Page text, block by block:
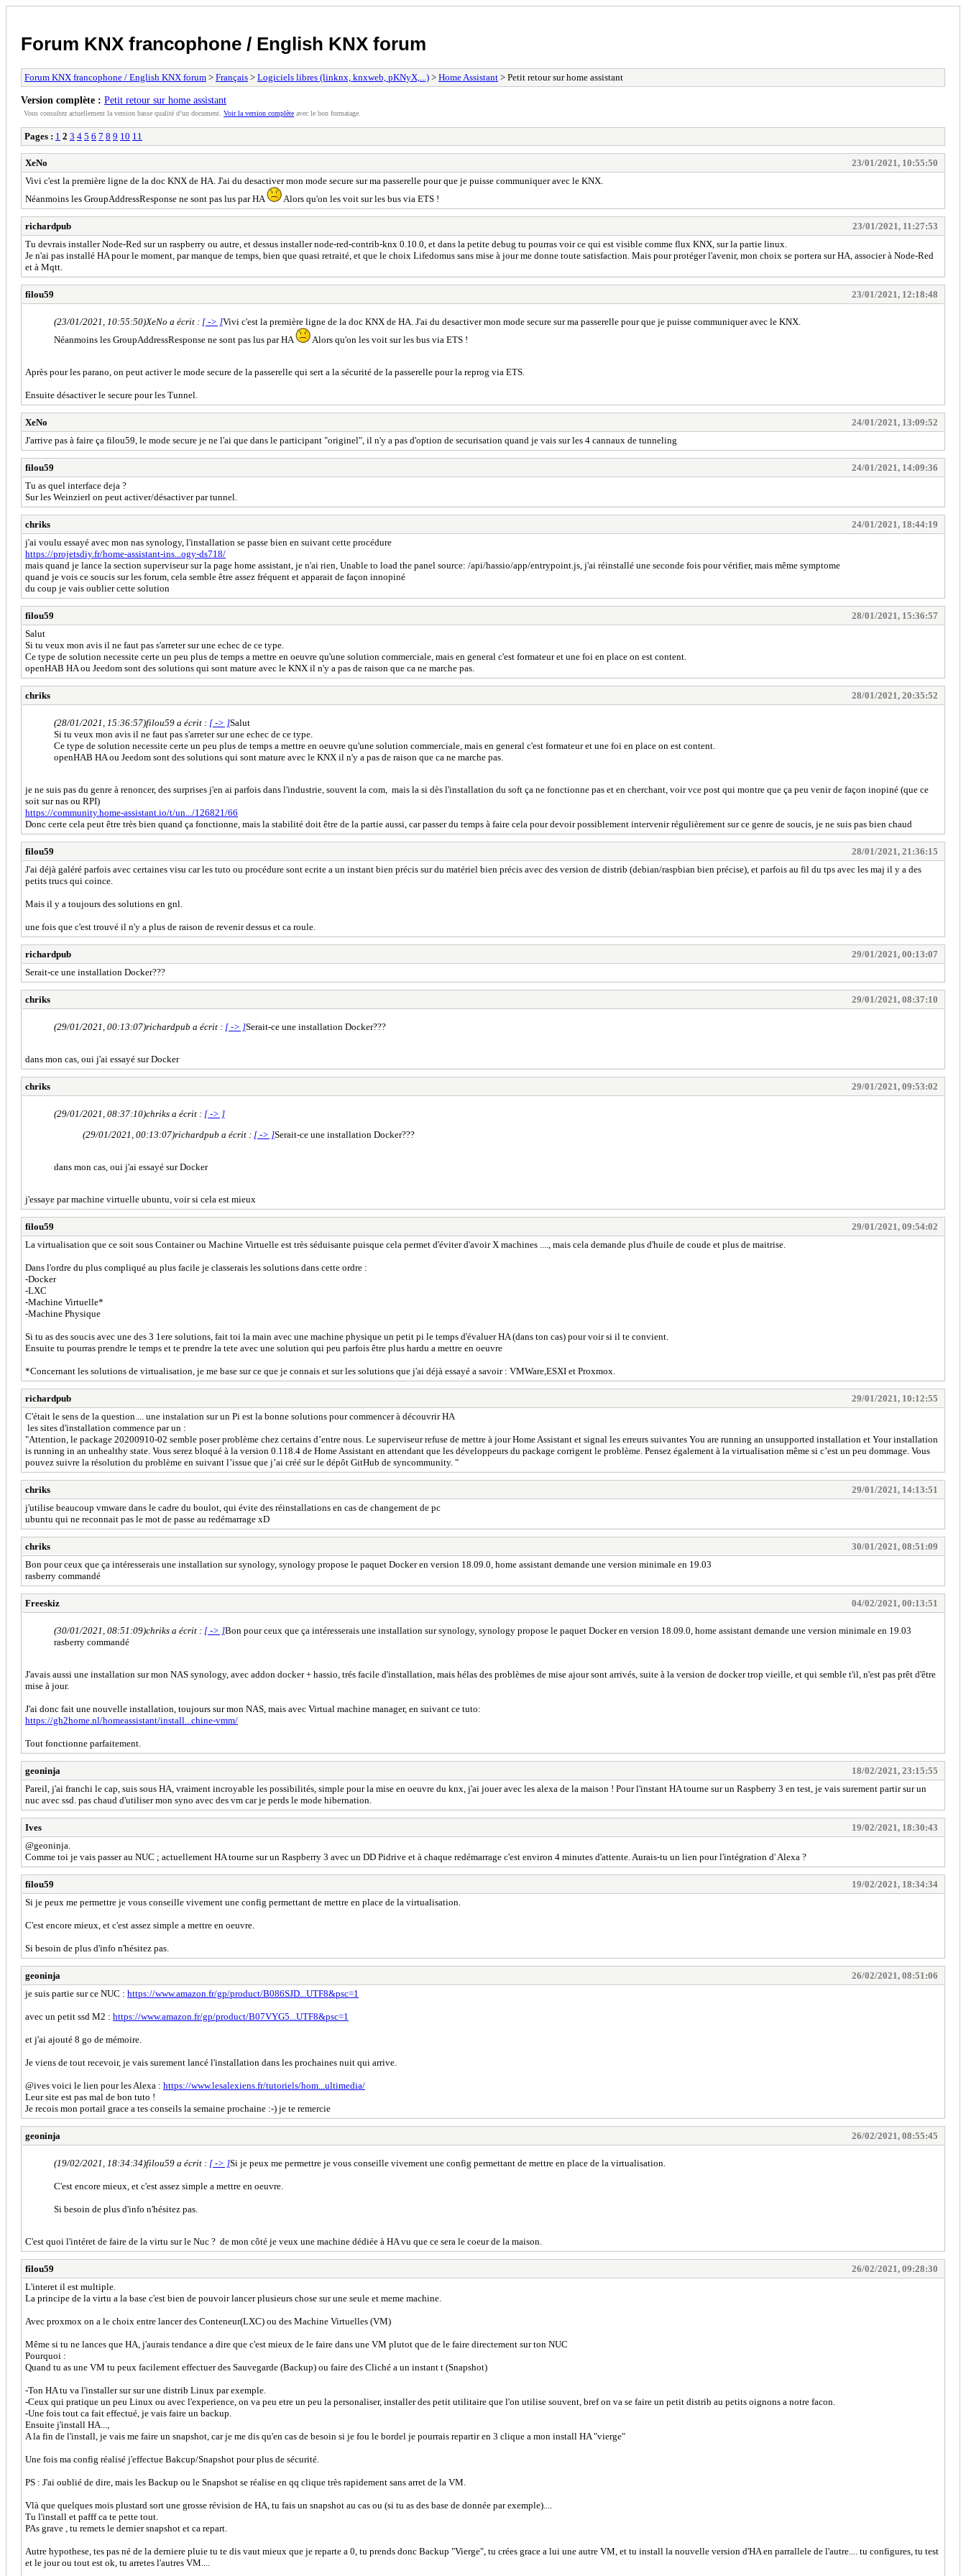
Forum KNX francophone / English KNX forum
Forum KNX francophone / English KNX forum > Français > Logiciels libres (linknx, knxweb, pKNyX,...) > Home Assistant > Petit retour sur home assistant
Version complète : Petit retour sur home assistant
Vous consultez actuellement la version basse qualité d’un document. Voir la version complète avec le bon formatage.
Pages : 1 2 3 4 5 6 7 8 9 10 11
XeNo
23/01/2021, 10:55:50
Vivi c'est la première ligne de la doc KNX de HA. J'ai du desactiver mon mode secure sur ma passerelle pour que je puisse communiquer avec le KNX.
Néanmoins les GroupAddressResponse ne sont pas lus par HA
Alors qu'on les voit sur les bus via ETS !
richardpub
23/01/2021, 11:27:53
Tu devrais installer Node-Red sur un raspberry ou autre, et dessus installer node-red-contrib-knx 0.10.0, et dans la petite debug tu pourras voir ce qui est visible comme flux KNX, sur la partie linux.
Je n'ai pas installé HA pour le moment, par manque de temps, bien que quasi retraité, et que le choix Lifedomus sans mise à jour me donne toute satisfaction. Mais pour protéger l'avenir, mon choix se portera sur HA, associer à Node-Red
et à Mqtt.
filou59 23/01/2021, 12:18:48
(23/01/2021, 10:55:50)XeNo a écrit : [ -> ]Vivi c'est la première ligne de la doc KNX de HA. J'ai du desactiver mon mode secure sur ma passerelle pour que je puisse communiquer avec le KNX.
Néanmoins les GroupAddressResponse ne sont pas lus par HA
Alors qu'on les voit sur les bus via ETS !
Après pour les parano, on peut activer le mode secure de la passerelle qui sert a la sécurité de la passerelle pour la reprog via ETS.
Ensuite désactiver le secure pour les Tunnel.
XeNo
24/01/2021, 13:09:52
J'arrive pas à faire ça filou59, le mode secure je ne l'ai que dans le participant "originel", il n'y a pas d'option de securisation quand je vais sur les 4 cannaux de tunneling
filou59
24/01/2021, 14:09:36
Tu as quel interface deja ?
Sur les Weinzierl on peut activer/désactiver par tunnel.
chriks
24/01/2021, 18:44:19
j'ai voulu essayé avec mon nas synology, l'installation se passe bien en suivant cette procédure
https://projetsdiy.fr/home-assistant-ins...ogy-ds718/
mais quand je lance la section superviseur sur la page home assistant, je n'ai rien, Unable to load the panel source: /api/hassio/app/entrypoint.js, j'ai réinstallé une seconde fois pour vérifier, mais même symptome
quand je vois ce soucis sur les forum, cela semble être assez fréquent et apparait de façon innopiné
du coup je vais oublier cette solution
filou59
28/01/2021, 15:36:57
Salut
Si tu veux mon avis il ne faut pas s'arreter sur une echec de ce type.
Ce type de solution necessite certe un peu plus de temps a mettre en oeuvre qu'une solution commerciale, mais en general c'est formateur et une foi en place on est content.
openHAB HA ou Jeedom sont des solutions qui sont mature avec le KNX il n'y a pas de raison que ca ne marche pas.
chriks 28/01/2021, 20:35:52
(28/01/2021, 15:36:57)filou59 a écrit : [ -> ]Salut
Si tu veux mon avis il ne faut pas s'arreter sur une echec de ce type.
Ce type de solution necessite certe un peu plus de temps a mettre en oeuvre qu'une solution commerciale, mais en general c'est formateur et une foi en place on est content.
openHAB HA ou Jeedom sont des solutions qui sont mature avec le KNX il n'y a pas de raison que ca ne marche pas.
je ne suis pas du genre à renoncer, des surprises j'en ai parfois dans l'industrie, souvent la com, mais la si dès l'installation du soft ça ne fonctionne pas et en cherchant, voir vce post qui montre que ça peu venir de façon inopiné (que ce
soit sur nas ou RPI)
https://community.home-assistant.io/t/un.../126821/66
Donc certe cela peut être très bien quand ça fonctionne, mais la stabilité doit être de la partie aussi, car passer du temps à faire cela pour devoir possiblement intervenir régulièrement sur ce genre de soucis, je ne suis pas bien chaud
filou59
28/01/2021, 21:36:15
J'ai déjà galéré parfois avec certaines visu car les tuto ou procédure sont ecrite a un instant bien précis sur du matériel bien précis avec des version de distrib (debian/raspbian bien précise), et parfois au fil du tps avec les maj il y a des
petits trucs qui coince.
Mais il y a toujours des solutions en gnl.
une fois que c'est trouvé il n'y a plus de raison de revenir dessus et ca roule.
richardpub
29/01/2021, 00:13:07
Serait-ce une installation Docker???
chriks 29/01/2021, 08:37:10
(29/01/2021, 00:13:07)richardpub a écrit : [ -> ]Serait-ce une installation Docker???
dans mon cas, oui j'ai essayé sur Docker
chriks 29/01/2021, 09:53:02
(29/01/2021, 08:37:10)chriks a écrit : [ -> ]
(29/01/2021, 00:13:07)richardpub a écrit : [ -> ]Serait-ce une installation Docker???
dans mon cas, oui j'ai essayé sur Docker
j'essaye par machine virtuelle ubuntu, voir si cela est mieux
filou59
29/01/2021, 09:54:02
La virtualisation que ce soit sous Container ou Machine Virtuelle est très séduisante puisque cela permet d'éviter d'avoir X machines ...., mais cela demande plus d'huile de coude et plus de maitrise.
Dans l'ordre du plus compliqué au plus facile je classerais les solutions dans cette ordre :
-Docker
-LXC
-Machine Virtuelle*
-Machine Physique
Si tu as des soucis avec une des 3 1ere solutions, fait toi la main avec une machine physique un petit pi le temps d'évaluer HA (dans ton cas) pour voir si il te convient.
Ensuite tu pourras prendre le temps et te prendre la tete avec une solution qui peu parfois être plus hardu a mettre en oeuvre
*Concernant les solutions de virtualisation, je me base sur ce que je connais et sur les solutions que j'ai déjà essayé a savoir : VMWare,ESXI et Proxmox.
richardpub
29/01/2021, 10:12:55
C'était le sens de la question.... une instalation sur un Pi est la bonne solutions pour commencer à découvrir HA
les sites d'installation commence par un :
"Attention, le package 20200910-02 semble poser problème chez certains d’entre nous. Le superviseur refuse de mettre à jour Home Assistant et signal les erreurs suivantes You are running an unsupported installation et Your installation
is running in an unhealthy state. Vous serez bloqué à la version 0.118.4 de Home Assistant en attendant que les développeurs du package corrigent le problème. Pensez également à la virtualisation même si c’est un peu dommage. Vous
pouvez suivre la résolution du problème en suivant l’issue que j’ai créé sur le dépôt GitHub de syncommunity. "
chriks
29/01/2021, 14:13:51
j'utilise beaucoup vmware dans le cadre du boulot, qui évite des réinstallations en cas de changement de pc
ubuntu qui ne reconnait pas le mot de passe au redémarrage xD
chriks
30/01/2021, 08:51:09
Bon pour ceux que ça intéresserais une installation sur synology, synology propose le paquet Docker en version 18.09.0, home assistant demande une version minimale en 19.03
rasberry commandé
Freeskiz 04/02/2021, 00:13:51
(30/01/2021, 08:51:09)chriks a écrit : [ -> ]Bon pour ceux que ça intéresserais une installation sur synology, synology propose le paquet Docker en version 18.09.0, home assistant demande une version minimale en 19.03
rasberry commandé
J'avais aussi une installation sur mon NAS synology, avec addon docker + hassio, trés facile d'installation, mais hélas des problèmes de mise ajour sont arrivés, suite à la version de docker trop vieille, et qui semble t'il, n'est pas prêt d'être
mise à jour.
J'ai donc fait une nouvelle installation, toujours sur mon NAS, mais avec Virtual machine manager, en suivant ce tuto:
https://gh2home.nl/homeassistant/install...chine-vmm/
Tout fonctionne parfaitement.
geoninja
18/02/2021, 23:15:55
Pareil, j'ai franchi le cap, suis sous HA, vraiment incroyable les possibilités, simple pour la mise en oeuvre du knx, j'ai jouer avec les alexa de la maison ! Pour l'instant HA tourne sur un Raspberry 3 en test, je vais surement partir sur un
nuc avec ssd. pas chaud d'utiliser mon syno avec des vm car je perds le mode hibernation.
Ives
19/02/2021, 18:30:43
@geoninja.
Comme toi je vais passer au NUC ; actuellement HA tourne sur un Raspberry 3 avec un DD Pidrive et à chaque redémarrage c'est environ 4 minutes d'attente. Aurais-tu un lien pour l'intégration d' Alexa ?
filou59
19/02/2021, 18:34:34
Si je peux me permettre je vous conseille vivement une config permettant de mettre en place de la virtualisation.
C'est encore mieux, et c'est assez simple a mettre en oeuvre.
Si besoin de plus d'info n'hésitez pas.
geoninja
26/02/2021, 08:51:06
je suis partie sur ce NUC : https://www.amazon.fr/gp/product/B086SJD...UTF8&psc=1
avec un petit ssd M2 : https://www.amazon.fr/gp/product/B07VYG5...UTF8&psc=1
et j'ai ajouté 8 go de mémoire.
Je viens de tout recevoir, je vais surement lancé l'installation dans les prochaines nuit qui arrive.
@ives voici le lien pour les Alexa : https://www.lesalexiens.fr/tutoriels/hom...ultimedia/
Leur site est pas mal de bon tuto !
Je recois mon portail grace a tes conseils la semaine prochaine :-) je te remercie
geoninja 26/02/2021, 08:55:45
(19/02/2021, 18:34:34)filou59 a écrit : [ -> ]Si je peux me permettre je vous conseille vivement une config permettant de mettre en place de la virtualisation.
C'est encore mieux, et c'est assez simple a mettre en oeuvre.
Si besoin de plus d'info n'hésitez pas.
C'est quoi l'intéret de faire de la virtu sur le Nuc ? de mon côté je veux une machine dédiée à HA vu que ce sera le coeur de la maison.
filou59
26/02/2021, 09:28:30
L'interet il est multiple.
La principe de la virtu a la base c'est bien de pouvoir lancer plusieurs chose sur une seule et meme machine.
Avec proxmox on a le choix entre lancer des Conteneur(LXC) ou des Machine Virtuelles (VM)
Même si tu ne lances que HA, j'aurais tendance a dire que c'est mieux de le faire dans une VM plutot que de le faire directement sur ton NUC
Pourquoi :
Quand tu as une VM tu peux facilement effectuer des Sauvegarde (Backup) ou faire des Cliché a un instant t (Snapshot)
-Ton HA tu va l'installer sur sur une distrib Linux par exemple.
-Ceux qui pratique un peu Linux ou avec l'experience, on va peu etre un peu la personaliser, installer des petit utilitaire que l'on utilise souvent, bref on va se faire un petit distrib au petits oignons a notre facon.
-Une fois tout ca fait effectué, je vais faire un backup.
Ensuite j'install HA...,
A la fin de l'install, je vais me faire un snapshot, car je me dis qu'en cas de besoin si je fou le bordel je pourrais repartir en 3 clique a mon install HA "vierge"
Une fois ma config réalisé j'effectue Bakcup/Snapshot pour plus de sécurité.
PS : J'ai oublié de dire, mais les Backup ou le Snapshot se réalise en qq clique très rapidement sans arret de la VM.
Vlà que quelques mois plustard sort une grosse révision de HA, tu fais un snapshot au cas ou (si tu as des base de donnée par exemple)....
Tu l'install et pafff ca te pette tout.
PAs grave , tu remets le dernier snapshot et ca repart.
Autre hypothese, tes pas né de la derniere pluie tu te dis vaut mieux que je reparte a 0, tu prends donc Backup "Vierge", tu crées grace a lui une autre VM, et tu install la nouvelle version d'HA en parrallele de l'autre.... tu configures, tu test
et le jour ou tout est ok, tu arretes l'autres VM....